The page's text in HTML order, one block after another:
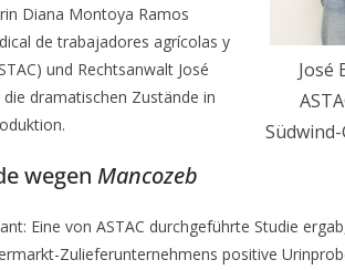
José
Diana Montoya Ramos
de trabajadores agrícolas y
und Rechtsanwalt José
dramatischen Zustände in
wegen Mancozeb
Eine von ASTAC durchgeführte Studie
Zulieferunternehmens positive